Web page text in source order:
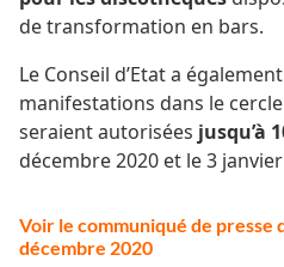
de transformation en bars.
Le Conseil d’Etat a
manifestations dans le
seraient autorisées jusqu’à
décembre2020 et le3 janvier
Voir le communiqué de presse
décembre 2020